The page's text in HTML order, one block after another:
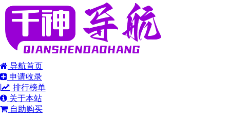
导航首页
申请收录
排行榜单
关于本站
自助购买